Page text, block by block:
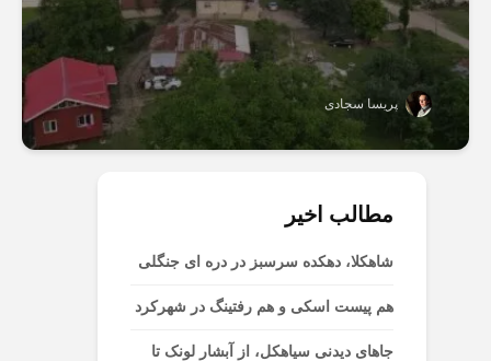
پریسا سجادی
مطالب اخیر
شاهکلا، دهکده سرسبز در دره ای جنگلی
هم پیست اسکی و هم رفتینگ در شهرکرد
جاهای دیدنی سیاهکل، از آبشار لونک تا